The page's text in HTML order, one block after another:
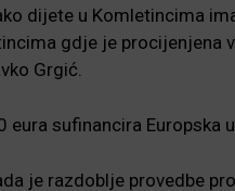
dijete u Komletincima
gdje je procijenjena
Grgić.
sufinancira Europska
je razdoblje provedbe